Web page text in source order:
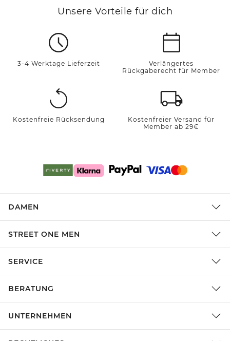
Unsere Vorteile für dich
3-4 Werktage Lieferzeit
Verlängertes
Rückgaberecht für Member
Kostenfreie Rücksendung
Kostenfreier Versand für
Member ab 29€
DAMEN
STREET ONE MEN
SERVICE
BERATUNG
UNTERNEHMEN